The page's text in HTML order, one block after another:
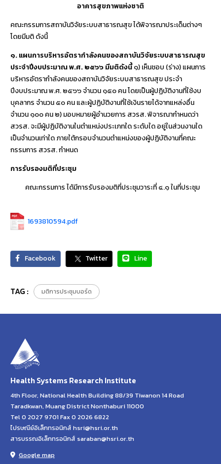
อาคารสุขภาพแห่งชาติ
คณะกรรมการสถาบันวิจัยระบบสาธารณสุข ได้พิจารณาประเด็นต่างๆ
โดยมีมติ ดังนี้
๑. แผนการบริหารอัตรากำลังคนของสถาบันวิจัยระบบสาธารณสุข
ประจำปีงบประมาณ พ.ศ. ๒๕๖๖ มีมติดังนี้๑) เห็นชอบ (ร่าง) แผนการ
บริหารอัตรากำลังคนของสถาบันวิจัยระบบสาธารณสุข ประจำ
ปีงบประมาณ พ.ศ. ๒๕๖๖ จำนวน ๑๕๐ คน โดยเป็นผู้ปฏิบัติงานที่ใช้งบ
บุคลากร จำนวน ๕๐ คน และผู้ปฏิบัติงานที่ใช้เงินรายได้จากแหล่งอื่น
จำนวน ๑๐๐ คน ๒) มอบหมายผู้อำนวยการ สวรส. พิจารณากำหนดว่า
สวรส. จะมีผู้ปฏิบัติงานในตำแหน่งประเภทใด ระดับใด อยู่ในส่วนงานใด
เป็นจำนวนเท่าใด ภายใต้กรอบจำนวนตำแหน่งของผู้ปฏิบัติงานที่คณะ
กรรมการ สวรส. กำหนด
การรับรองมติที่ประชุม
คณะกรรมการ ได้มีการรับรองมติที่ประชุมวาระที่ ๔.๑ ในที่ประชุม
1693810594.pdf
Facebook Twitter Line
TAG : มติการประชุมบอร์ด
Health Systems Research Institute
4th Floor, National Health Building 88/39 Tiwanon 14 Road
Taradkwan, Muang District Nonthaburi 11000
Tel 0 2027 9701 Fax 0 2026 6822
ไปรษณีย์อิเล็กทรอนิกส์ hsri@hsri.or.th
สารบรรณอิเล็กทรอนิกส์ saraban@hsri.or.th
Google map